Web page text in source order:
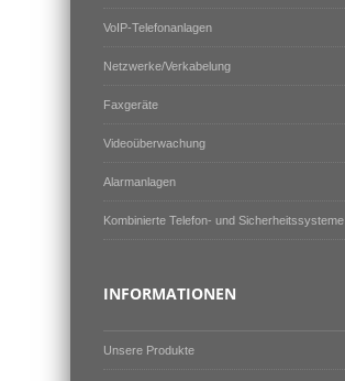
VoIP-Telefonanlagen
Netzwerke/Verkabelung
Faxgeräte
Videoüberwachung
Alarmanlagen
Kombinierte Telefon- und Sicherheitssysteme
INFORMATIONEN
Unsere Produkte